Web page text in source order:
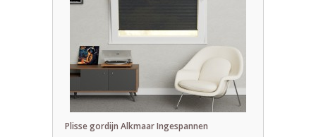
Plisse gordijn Alkmaar Ingespannen